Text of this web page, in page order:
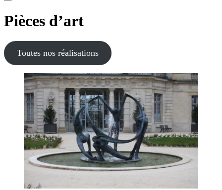
Pièces d’art
Toutes nos réalisations